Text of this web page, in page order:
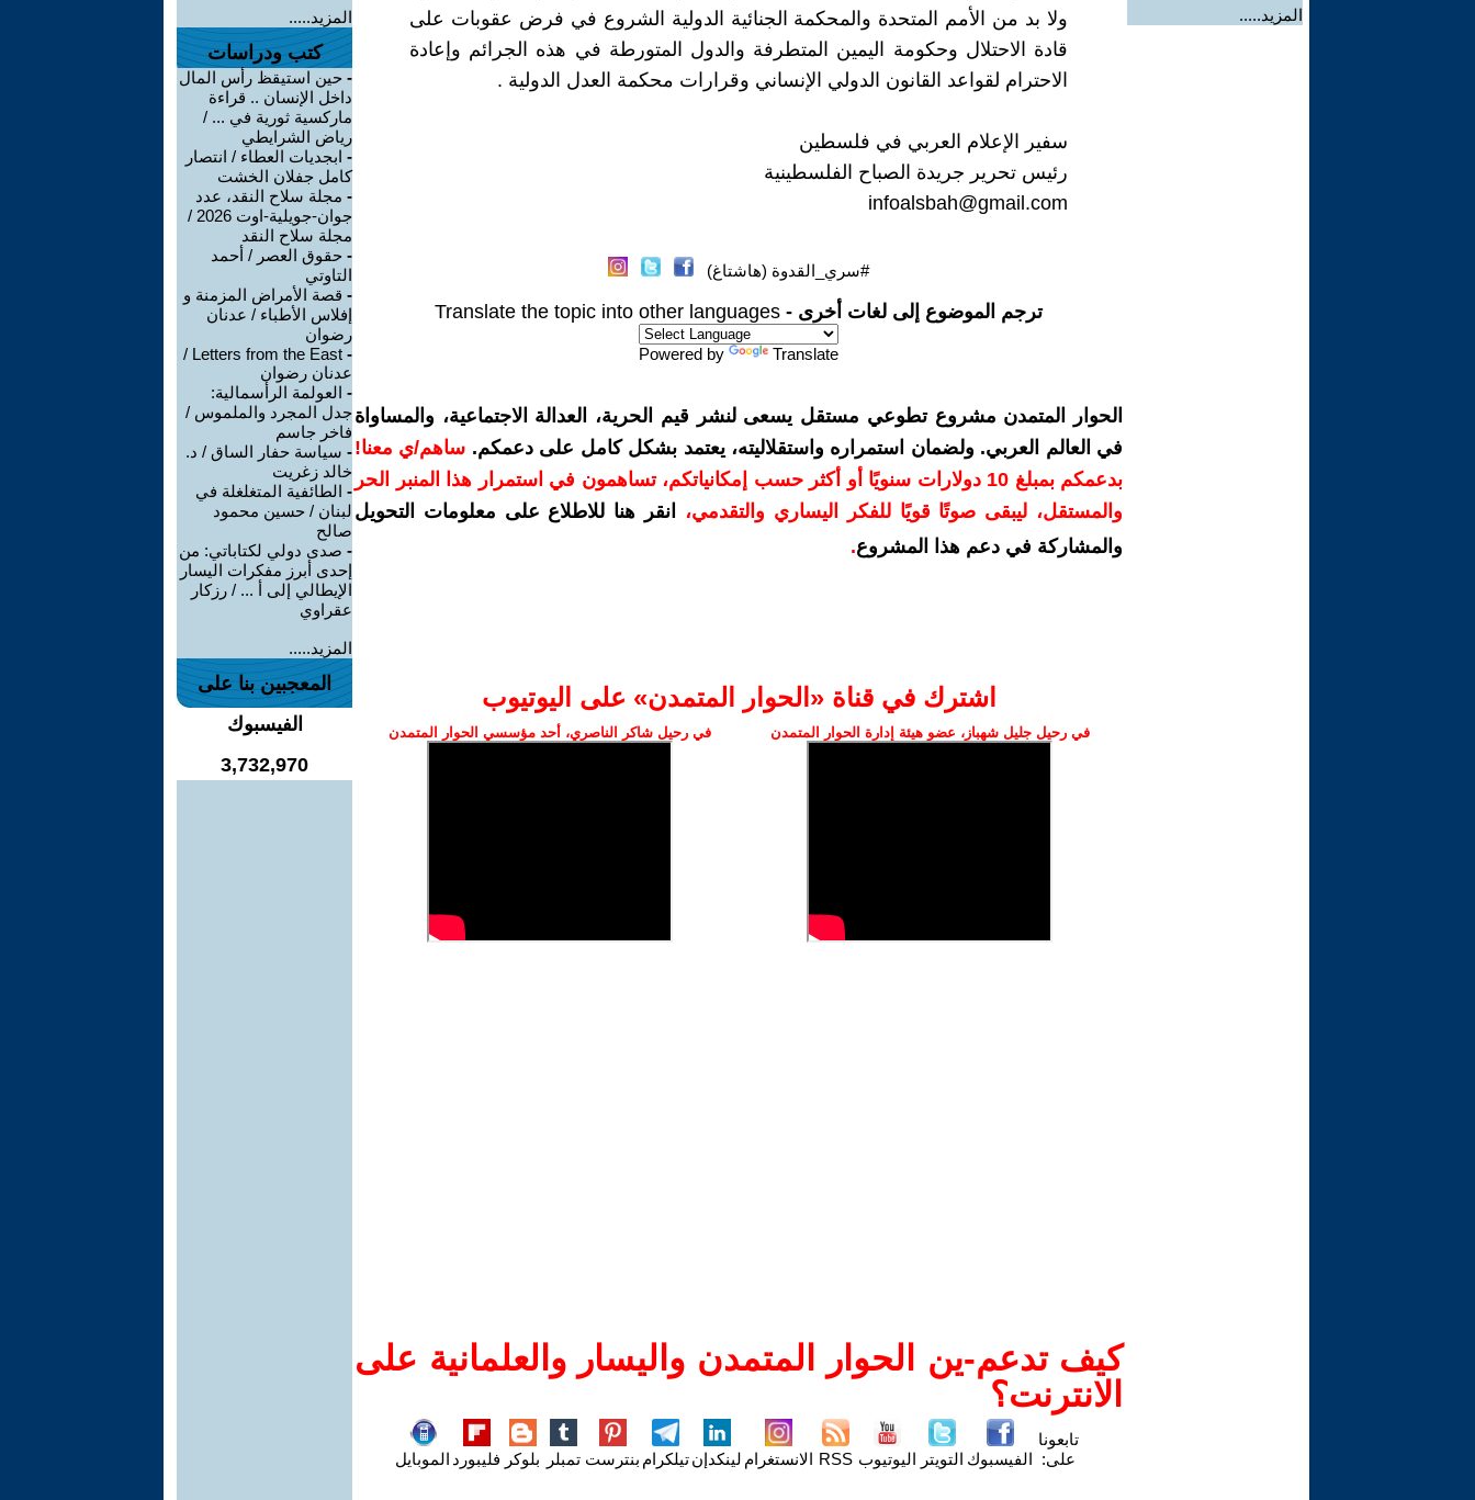
المزيد.....
ولا بد من الأمم المتحدة والمحكمة الجنائية الدولية الشروع في فرض عقوبات على
قادة الاحتلال وحكومة اليمين المتطرفة والدول المتورطة في هذه الجرائم وإعادة
الاحترام لقواعد القانون الدولي الإنساني وقرارات محكمة العدل الدولية .
سفير الإعلام العربي في فلسطين
رئيس تحرير جريدة الصباح الفلسطينية
infoalsbah@gmail.com
#سري_القدوة (هاشتاغ)
ترجم الموضوع إلى لغات أخرى - Translate the topic into other languages
Powered by Translate
الحوار المتمدن مشروع تطوعي مستقل يسعى لنشر قيم الحرية، العدالة الاجتماعية، والمساواة
في العالم العربي. ولضمان استمراره واستقلاليته، يعتمد بشكل كامل على دعمكم. ساهم/ي معنا!
بدعمكم بمبلغ 10 دولارات سنويًا أو أكثر حسب إمكانياتكم، تساهمون في استمرار هذا المنبر الحر
والمستقل، ليبقى صوتًا قويًا للفكر اليساري والتقدمي،
انقر هنا للاطلاع على معلومات التحويل
والمشاركة في دعم هذا المشروع.
اشترك في قناة ‫«الحوار المتمدن» على اليوتيوب
في رحيل جليل شهباز، عضو هيئة إدارة الحوار المتمدن في رحيل شاكر الناصري، أحد مؤسسي الحوار المتمدن
كيف تدعم-ين الحوار المتمدن واليسار والعلمانية على
الانترنت؟
تابعونا
على: الفيسبوك التويتر اليوتيوب RSS الانستغرام لينكدإنتيلكرام بنترست تمبلر بلوكر فليبورد الموبايل
المزيد.....
كتب ودراسات
- حين استيقظ رأس المال
داخل الإنسان .. قراءة
ماركسية ثورية في ... /
رياض الشرايطي
- ابجديات العطاء / انتصار
كامل جفلان الخشت
- مجلة سلاح النقد، عدد
جوان-جويلية-اوت 2026 /
مجلة سلاح النقد
- حقوق العصر / أحمد
التاوتي
- قصة الأمراض المزمنة و
إفلاس الأطباء / عدنان
رضوان
-
Letters from the East /
عدنان رضوان
- العولمة الرأسمالية:
جدل المجرد والملموس /
فاخر جاسم
- سياسة حفار الساق / د.
خالد زغريت
- الطائفية المتغلغلة في
لبنان / حسين محمود
صالح
- صدى دولي لكتاباتي: من
إحدى أبرز مفكرات اليسار
الإيطالي إلى أ ... / رزكار
عقراوي
المزيد.....
المعجبين بنا على
الفيسبوك
3,732,970